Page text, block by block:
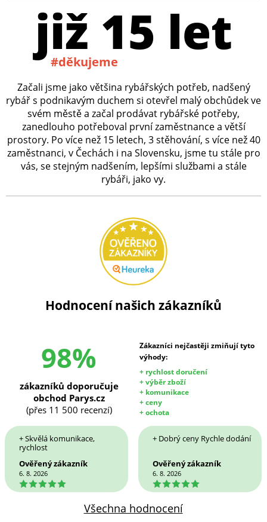
již 15 let
#děkujeme
Začali jsme jako většina rybářských potřeb, nadšený
rybář s podnikavým duchem si otevřel malý obchůdek ve
svém městě a začal prodávat rybářské potřeby,
zanedlouho potřeboval první zaměstnance a větší
prostory. Po více než 15 letech, 3 stěhování, s více než 40
zaměstnanci, v Čechách i na Slovensku, jsme tu stále pro
vás, se stejným nadšením, lepšími službami a stále
rybáři, jako vy.
Hodnocení našich zákazníků
98%
Zákazníci nejčastěji zmiňují tyto
výhody:
+ rychlost doručení
+ výběr zboží
+ komunikace
+ ceny
+ ochota
zákazníků doporučuje
obchod Parys.cz
(přes 11 500 recenzí)
+ Skvělá komunikace,
rychlost
Ověřený zákazník
6. 8. 2026
5
+ Dobrý ceny Rychle dodání
Ověřený zákazník
6. 8. 2026
5
Všechna hodnocení